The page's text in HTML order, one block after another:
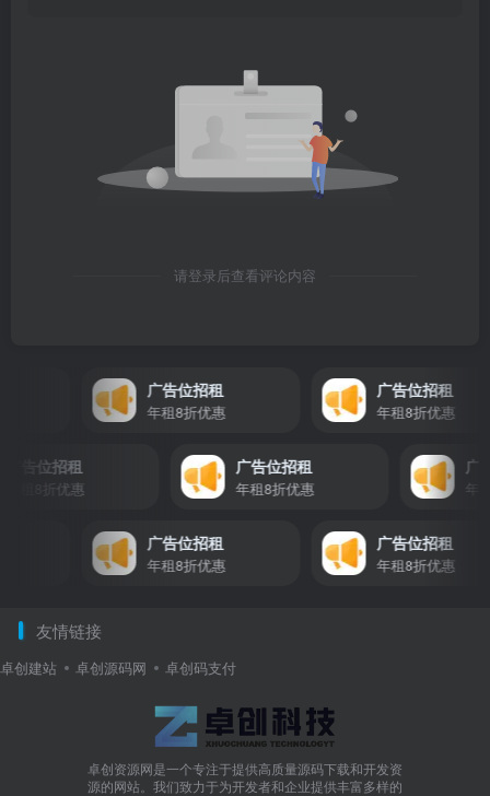
请登录后查看评论内容
广告位招租
年租8折优惠
广告位招租
年租8折优惠
广告位招租
年租8折优惠
广告位招租
年租8折优惠
广告位招租
年租8折优惠
广告位招租
年租8折优惠
友情链接
卓创建站 卓创源码网 卓创码支付
卓创资源网是一个专注于提供高质量源码下载和开发资
源的网站。我们致力于为开发者和企业提供丰富多样的